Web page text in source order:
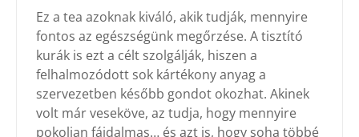
Ez a tea azoknak kiváló, akik tudják, mennyire
fontos az egészségünk megőrzése. A tisztító
kurák is ezt a célt szolgálják, hiszen a
felhalmozódott sok kártékony anyag a
szervezetben később gondot okozhat. Akinek
volt már veseköve, az tudja, hogy mennyire
pokolian fájdalmas… és azt is, hogy soha többé